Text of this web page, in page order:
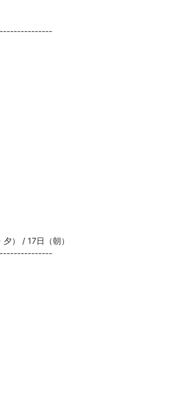
） / 17日（朝）